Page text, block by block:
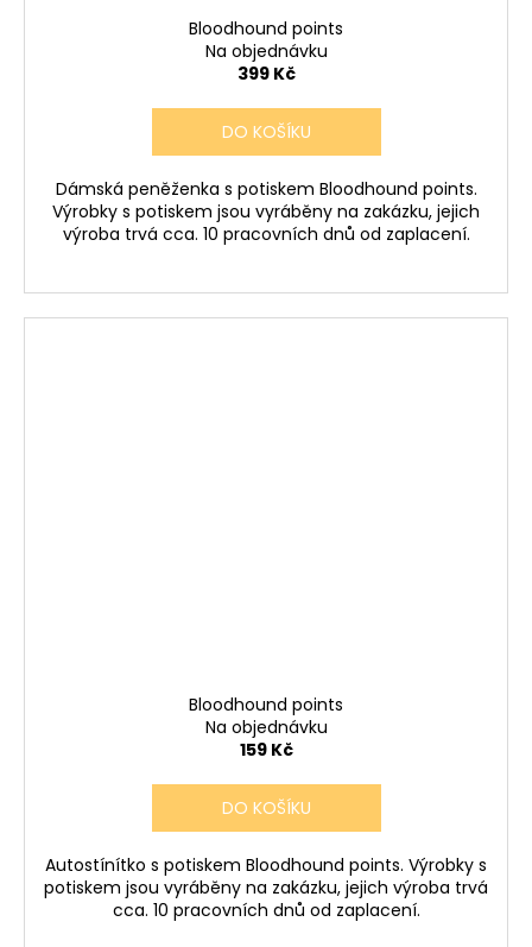
Bloodhound points
Na objednávku
399 Kč
DO KOŠÍKU
Dámská peněženka s potiskem Bloodhound points.
Výrobky s potiskem jsou vyráběny na zakázku, jejich
výroba trvá cca. 10 pracovních dnů od zaplacení.
Bloodhound points
Na objednávku
159 Kč
DO KOŠÍKU
Autostínítko s potiskem Bloodhound points. Výrobky s
potiskem jsou vyráběny na zakázku, jejich výroba trvá
cca. 10 pracovních dnů od zaplacení.